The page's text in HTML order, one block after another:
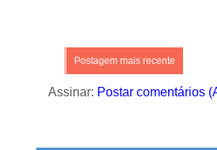
Postagem mais recente
Assinar: Postar comentários